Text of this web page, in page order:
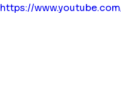
https://